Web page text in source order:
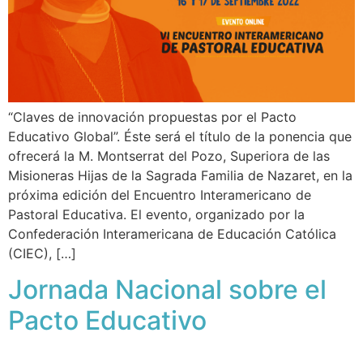
“Claves de innovación propuestas por el Pacto
Educativo Global”. Éste será el título de la ponencia que
ofrecerá la M. Montserrat del Pozo, Superiora de las
Misioneras Hijas de la Sagrada Familia de Nazaret, en la
próxima edición del Encuentro Interamericano de
Pastoral Educativa. El evento, organizado por la
Confederación Interamericana de Educación Católica
(CIEC), […]
Jornada Nacional sobre el
Pacto Educativo